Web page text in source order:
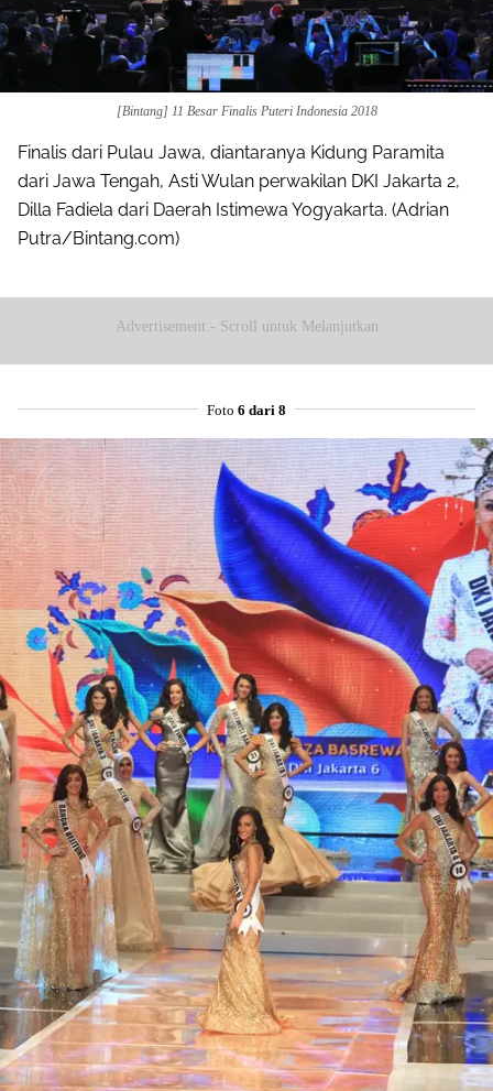
[Bintang] 11 Besar Finalis Puteri Indonesia 2018
Finalis dari Pulau Jawa, diantaranya Kidung Paramita
dari Jawa Tengah, Asti Wulan perwakilan DKI Jakarta 2,
Dilla Fadiela dari Daerah Istimewa Yogyakarta. (Adrian
Putra/Bintang.com)
Advertisement - Scroll untuk Melanjutkan
Foto 6 dari 8
Share to others
Pinterest
Mail